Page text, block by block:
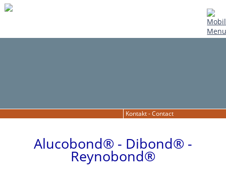
Kontakt - Contact
Alucobond® - Dibond® -
Reynobond®